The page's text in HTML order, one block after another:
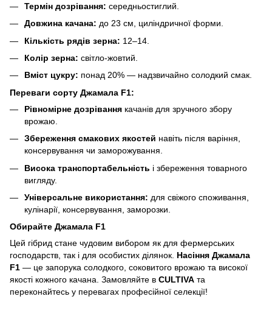
Термін дозрівання: середньостиглий.
Довжина качана: до 23 см, циліндричної форми.
Кількість рядів зерна: 12–14.
Колір зерна: світло-жовтий.
Вміст цукру: понад 20% — надзвичайно солодкий смак.
Переваги сорту Джамала F1:
Рівномірне дозрівання качанів для зручного збору
врожаю.
Збереження смакових якостей навіть після варіння,
консервування чи заморожування.
Висока транспортабельність і збереження товарного
вигляду.
Універсальне використання: для свіжого споживання,
кулінарії, консервування, заморозки.
Обирайте Джамала F1
Цей гібрид стане чудовим вибором як для фермерських
господарств, так і для особистих ділянок. Насіння Джамала
F1 — це запорука солодкого, соковитого врожаю та високої
якості кожного качана. Замовляйте в CULTIVA та
переконайтесь у перевагах професійної селекції!